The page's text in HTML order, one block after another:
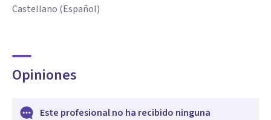
Castellano (Español)
Opiniones
Este profesional no ha recibido ninguna